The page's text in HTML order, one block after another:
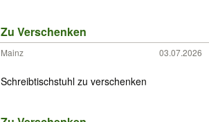
Zu Verschenken
Mainz 03.07.2026
Schreibtischstuhl zu verschenken